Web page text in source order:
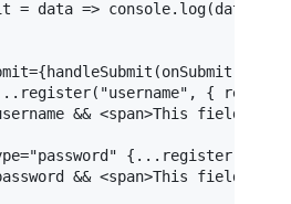
= data => console. log(data);
={handleSubmit(onSubmit)}
("username", {
&&
<span>This field is
="password" { ...register
&&
<span>This field is